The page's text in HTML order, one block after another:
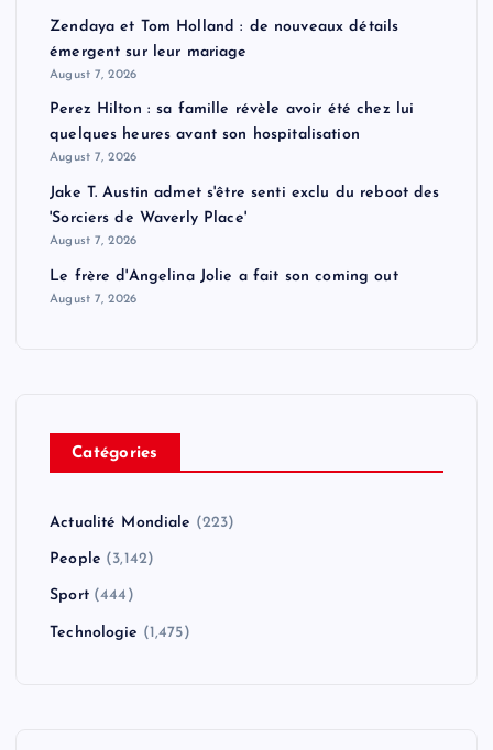
Zendaya et Tom Holland : de nouveaux détails
émergent sur leur mariage
August 7, 2026
Perez Hilton : sa famille révèle avoir été chez lui
quelques heures avant son hospitalisation
August 7, 2026
Jake T. Austin admet s'être senti exclu du reboot des
'Sorciers de Waverly Place'
August 7, 2026
Le frère d'Angelina Jolie a fait son coming out
August 7, 2026
Catégories
Actualité Mondiale (223)
People (3,142)
Sport(444)
Technologie (1,475)